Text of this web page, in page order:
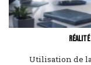
Utilisation de